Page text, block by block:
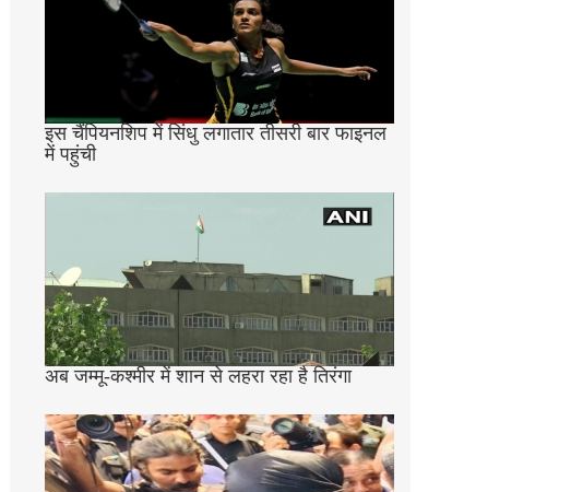
इस चैंपियनशिप में सिंधु लगातार तीसरी बार फाइनल
में पहुंची
अब जम्मू-कश्मीर में शान से लहरा रहा है तिरंगा